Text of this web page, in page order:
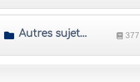
Autres sujets en rapport avec Al Aqida 377